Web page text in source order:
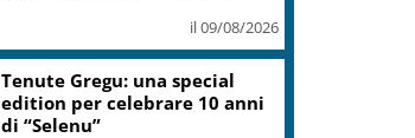
il 09/08/2026
Tenute Gregu: una special
edition per celebrare 10 anni
di “Selenu”